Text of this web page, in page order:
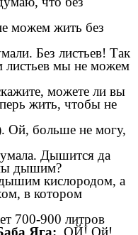
можем жить без
Без листьев! Так
листьев мы не можем
можете ли вы
жить, чтобы не
Ой, больше не могу,
Дышится да
дышим?
кислородом, а
в котором
700-900 литров